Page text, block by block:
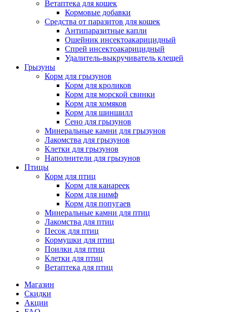
Ветаптека для кошек
Кормовые добавки
Средства от паразитов для кошек
Антипаразитные капли
Ошейник инсектоакарицидный
Спрей инсектоакарицидный
Удалитель-выкручиватель клещей
Грызуны
Корм для грызунов
Корм для кроликов
Корм для морской свинки
Корм для хомяков
Корм для шиншилл
Сено для грызунов
Минеральные камни для грызунов
Лакомства для грызунов
Клетки для грызунов
Наполнители для грызунов
Птицы
Корм для птиц
Корм для канареек
Корм для нимф
Корм для попугаев
Минеральные камни для птиц
Лакомства для птиц
Песок для птиц
Кормушки для птиц
Поилки для птиц
Клетки для птиц
Ветаптека для птиц
Магазин
Скидки
Акции